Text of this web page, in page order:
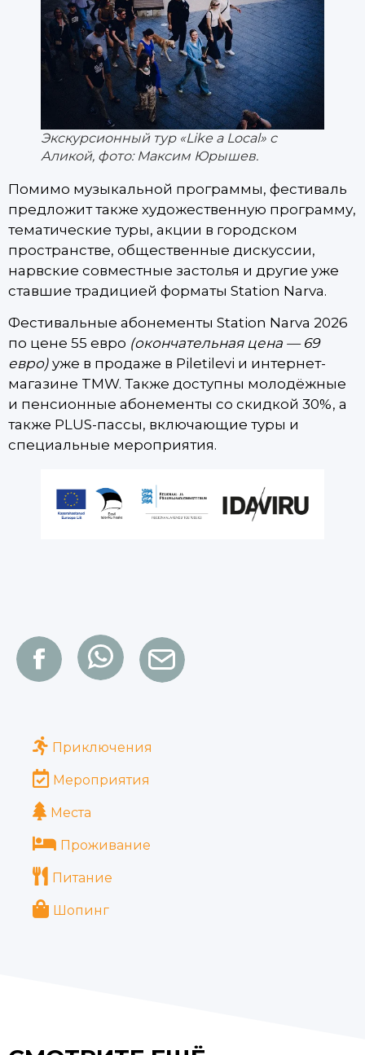
Экскурсионный тур «Like a Local» с
Аликой, фото: Максим Юрышев.
Помимо музыкальной программы, фестиваль
предложит также художественную программу,
тематические туры, акции в городском
пространстве, общественные дискуссии,
нарвские совместные застолья и другие уже
ставшие традицией форматы Station Narva.
Фестивальные абонементы Station Narva 2026
по цене 55 евро (окончательная цена — 69
евро) уже в продаже в Piletilevi и интернет-
магазине TMW. Также доступны молодёжные
и пенсионные абонементы со скидкой 30%, а
также PLUS-пассы, включающие туры и
специальные мероприятия.
Приключения
Мероприятия
Места
Проживание
Питание
Шопинг